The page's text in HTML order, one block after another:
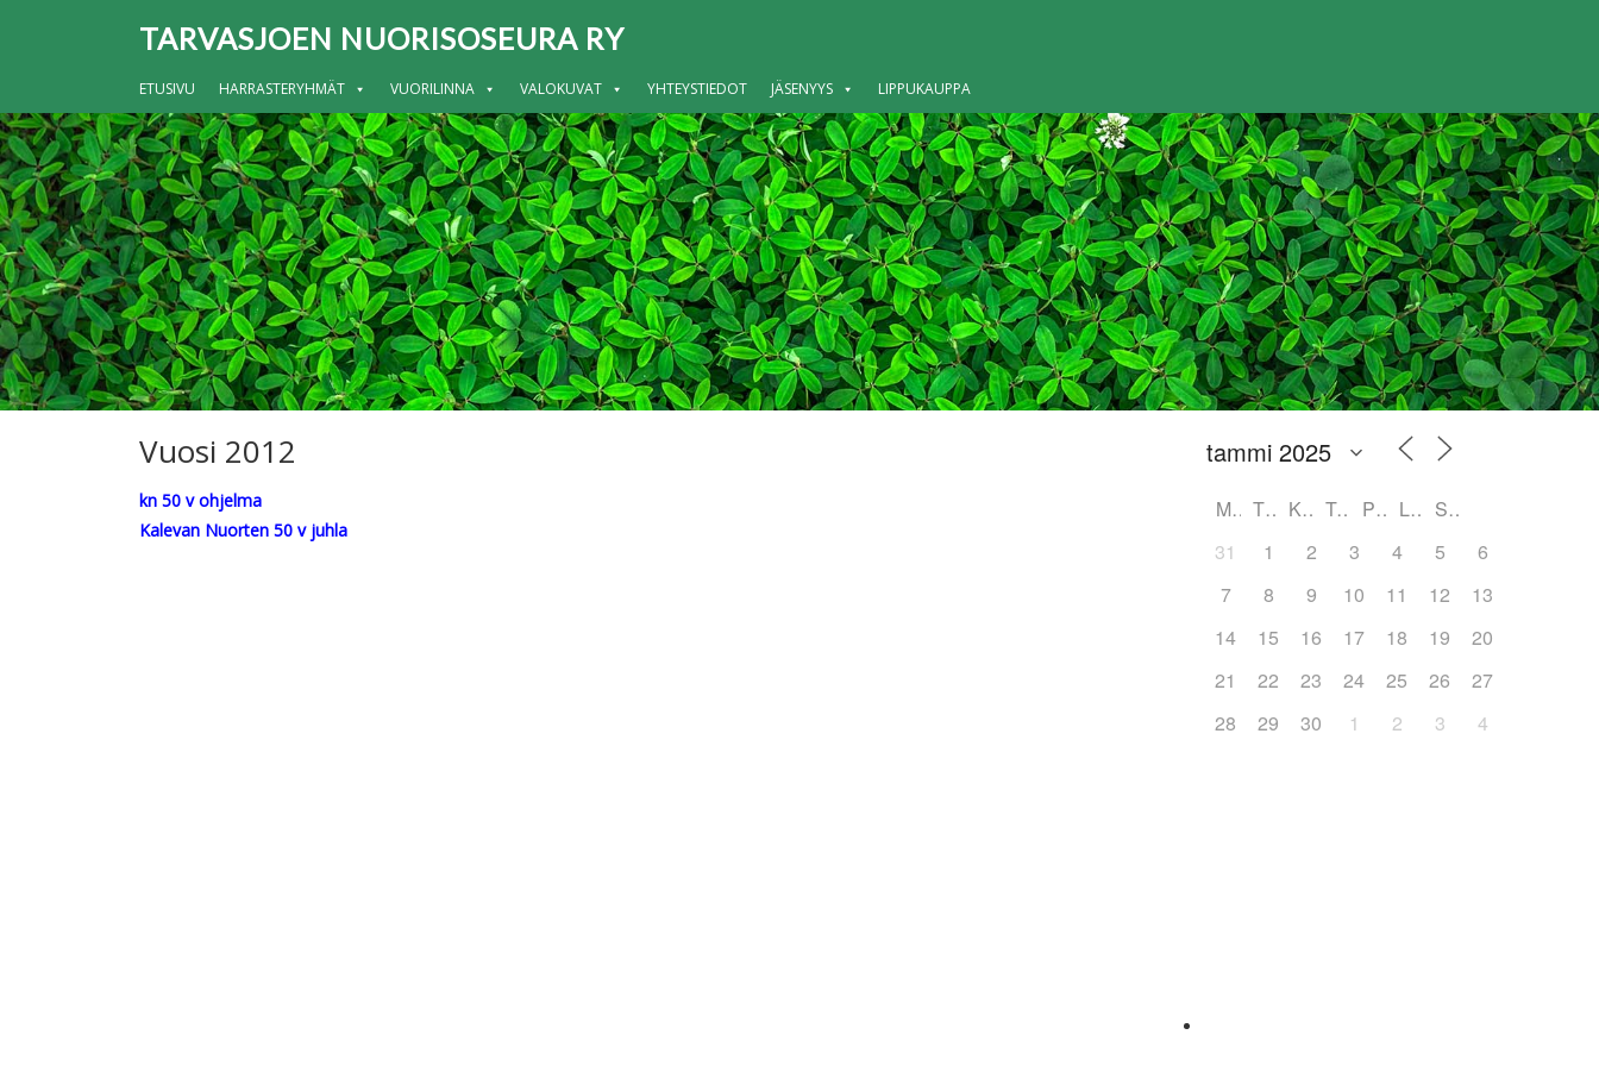
TARVASJOEN NUORISOSEURA RY
ETUSIVU HARRASTERYHMÄT VUORILINNA VALOKUVAT YHTEYSTIEDOT JÄSENYYS LIPPUKAUPPA
Vuosi 2012
kn 50 v ohjelma
Kalevan Nuorten 50 v juhla
MA TI KE TO PE LA
SU
31
1 2 3 4 5
6
7
8 9 10 11 12
13
14
15 16 17 18 19
20
21
22 23 24 25 26
27
28
29 30 1 2 3 4